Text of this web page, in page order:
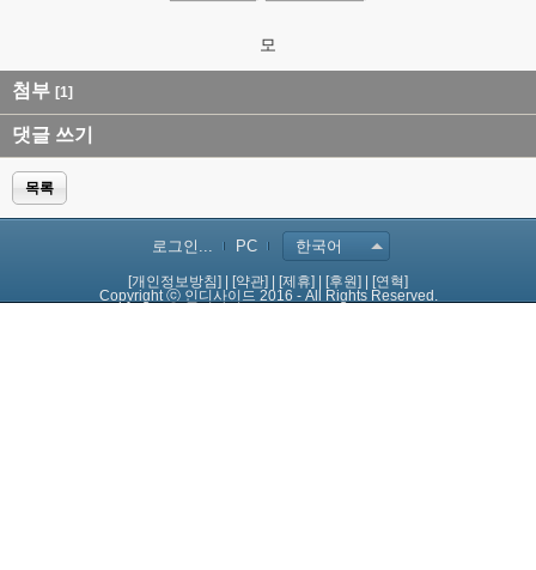
모
첨부 [1]
댓글 쓰기
목록
로그인... PC 한국어
[개인정보방침] [약관] [제휴] [후원]
[연혁]
Copyright ⓒ 인디사이드 2016 - All Rights Reserved.